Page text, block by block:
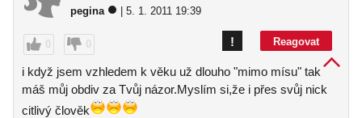
pegina | 5. 1. 2011 19:39
0 0 Reagovat
!
i když jsem vzhledem k věku už dlouho "mimo mísu" tak
máš můj obdiv za Tvůj názor.Myslím si,že i přes svůj nick
citlivý člověk